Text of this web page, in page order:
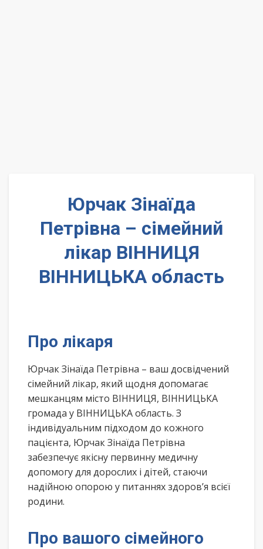
Юрчак Зінаїда
Петрівна – сімейний
лікар ВІННИЦЯ
ВІННИЦЬКА область
Про лікаря
Юрчак Зінаїда Петрівна – ваш досвідчений
сімейний лікар, який щодня допомагає
мешканцям місто ВІННИЦЯ, ВІННИЦЬКА
громада у ВІННИЦЬКА область. З
індивідуальним підходом до кожного
пацієнта, Юрчак Зінаїда Петрівна
забезпечує якісну первинну медичну
допомогу для дорослих і дітей, стаючи
надійною опорою у питаннях здоров’я всієї
родини.
Про вашого сімейного